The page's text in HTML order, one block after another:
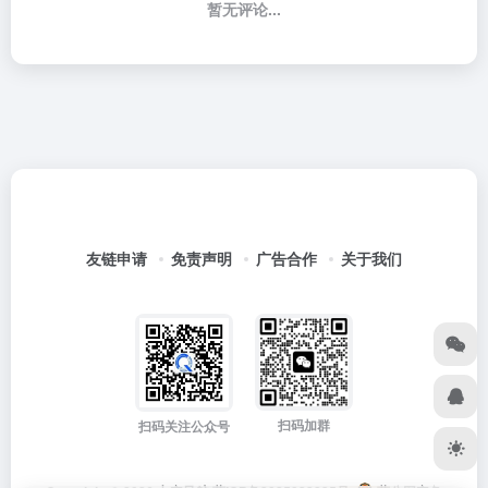
暂无评论...
友链申请 免责声明 广告合作 关于我们
扫码关注公众号 扫码加群